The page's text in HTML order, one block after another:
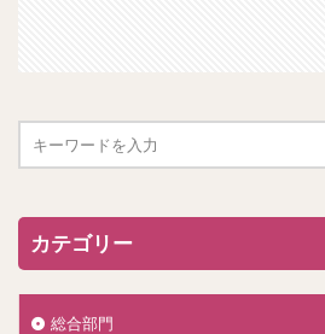
カテゴリー
総合部門